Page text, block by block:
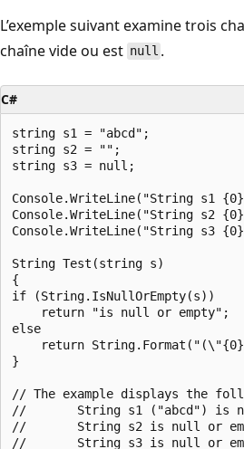
L’exemple suivant examine trois
chaîne vide ou est null .
C#
string s1 = "abcd";
string s2 = "";
string s3 = null;
Console.WriteLine("String s1
Console.WriteLine("String s2
Console.WriteLine("String s3
String Test(string s)
{
if (String.IsNullOrEmpty(s))
    return "is null or empty";
else
return
}
// The example displays the
//       String s1 ("abcd") is
//       String s2 is null or